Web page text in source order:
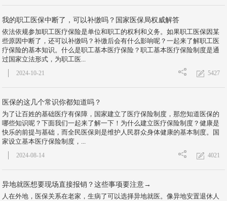
我的职工医保中断了，可以补缴吗？国家医保局权威解答
依法依规参加职工医疗保险是单位和职工的权利和义务。如果职工医保因某
些原因中断了，还可以补缴吗？补缴后会有什么影响呢？一起来了解职工医
疗保险的基本知识。什么是职工基本医疗保险？职工基本医疗保险制度是通
过国家立法形式，为职工医...
5427
2024-10-21
医保的这几个常识你都知道吗？
为了让百姓的基础医疗有保障，国家建立了医疗保险制度，那您知道医保的
哪些知识呢？下面我们一起来了解一下！为什么建立医疗保险制度？健康是
快乐的前提与基础，而全民医保则是维护人民群众身体健康的基本制度。国
家设立基本医疗保险制度，...
4021
2024-08-14
异地就医想要现场直接报销？这些事项要注意→
人在外地，医保关系在老家，生病了可以选择异地就医。像异地安置退休人